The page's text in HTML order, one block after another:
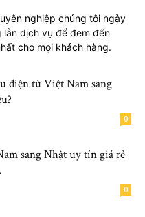
nghiệp chúng tôi ngày
dịch vụ để đem đến
cho mọi khách hàng.
điện từ Việt Nam sang
0
sang Nhật uy tín giá rẻ
0